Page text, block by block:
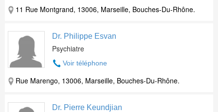
11 Rue Montgrand, 13006, Marseille, Bouches-Du-Rhône.
Dr. Philippe Esvan
Psychiatre
Voir téléphone
Rue Marengo, 13006, Marseille, Bouches-Du-Rhône.
Dr. Pierre Keundjian